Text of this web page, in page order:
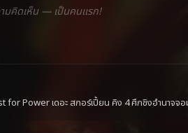
มคิดเห็น — เป็นคนแรก!
Power เดอะ สกอร์เปี้ยน คิง 4 ศึกชิงอำนาจจอ